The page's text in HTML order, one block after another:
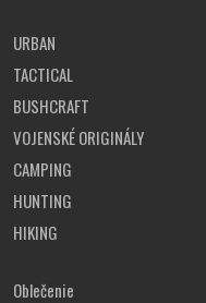
URBAN
TACTICAL
BUSHCRAFT
VOJENSKÉ ORIGINÁLY
CAMPING
HUNTING
HIKING
Oblečenie